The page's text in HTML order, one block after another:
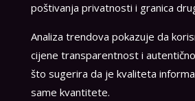
poštivanja privatnosti i granica
Analiza trendova pokazuje da
cijene transparentnost i
što sugerira da je kvaliteta
same kvantitete.